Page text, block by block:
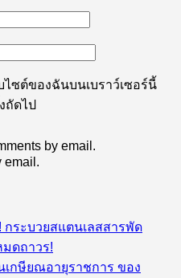
ซต์ของฉันบนเบราว์เซอร์นี้
ถัดไป
by email.
email.
กระบวยสแตนเลสสารพัด
ดถาวร!
กษียณอายุราชการ ของ